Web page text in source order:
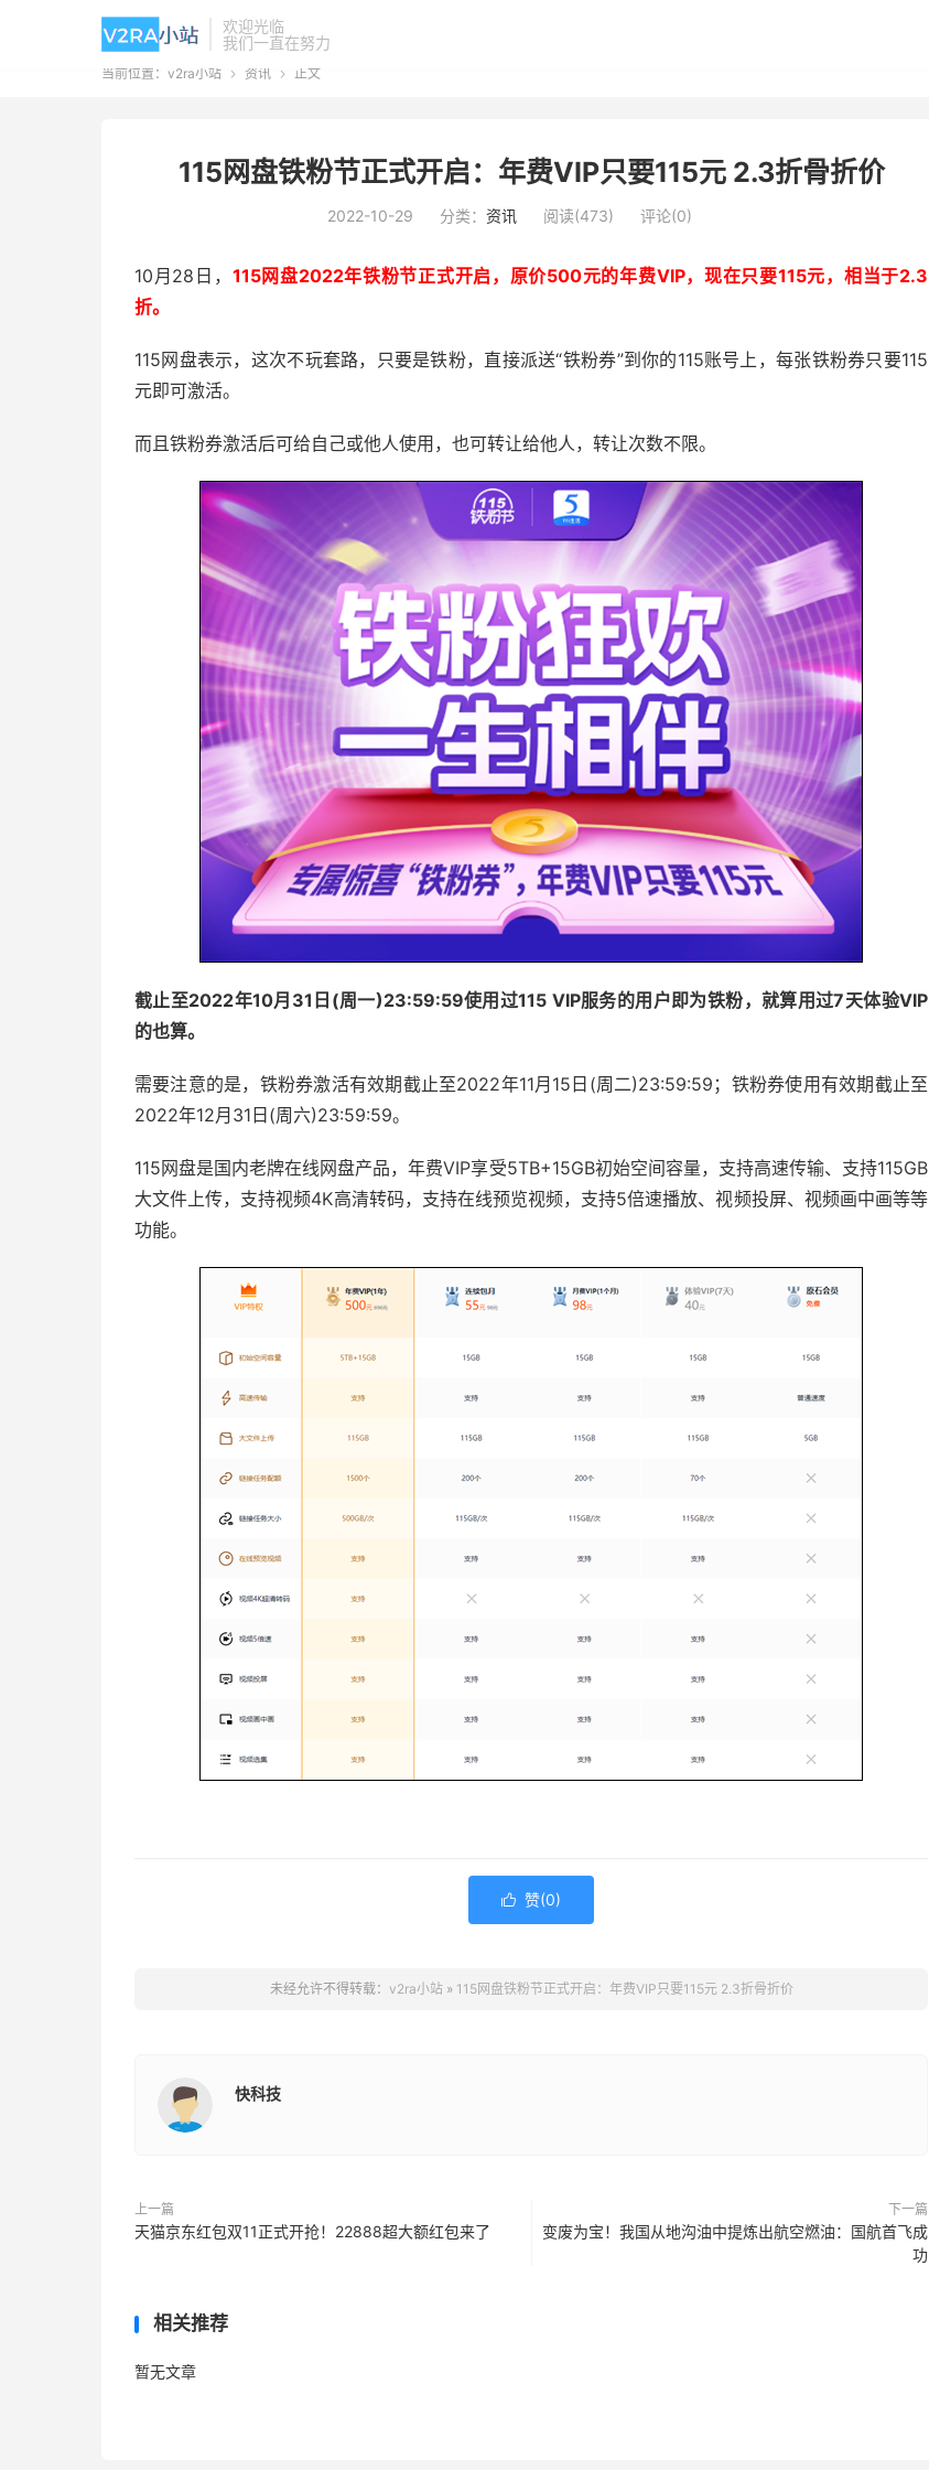
欢迎光临
我们一直在努力
当前位置： v2ra小站  资讯  正文
115网盘铁粉节正式开启：年费VIP只要115元 2.3折骨折价
2022-10-29 分类： 资讯 阅读(473) 评论(0)
10月28日， 115网盘2022年铁粉节正式开启，原价500元的年费VIP，现在只要115元，相当于2.3
折。
115网盘表示，这次不玩套路，只要是铁粉，直接派送“铁粉券”到你的115账号上，每张铁粉券只要115
元即可激活。
而且铁粉券激活后可给自己或他人使用，也可转让给他人，转让次数不限。
截止至2022年10月31日(周一)23:59:59使用过115 VIP服务的用户即为铁粉，就算用过7天体验VIP
的也算。
需要注意的是，铁粉券激活有效期截止至2022年11月15日(周二)23:59:59；铁粉券使用有效期截止至
2022年12月31日(周六)23:59:59。
115网盘是国内老牌在线网盘产品，年费VIP享受5TB+15GB初始空间容量，支持高速传输、支持115GB
大文件上传，支持视频4K高清转码，支持在线预览视频，支持5倍速播放、视频投屏、视频画中画等等
功能。
 赞(0)
未经允许不得转载： v2ra小站» 115网盘铁粉节正式开启：年费VIP只要115元 2.3折骨折价
快科技
上一篇
天猫京东红包双11正式开抢！22888超大额红包来了
下一篇
变废为宝！我国从地沟油中提炼出航空燃油：国航首飞成
功
相关推荐
暂无文章